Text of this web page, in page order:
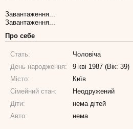
Завантаження...
Завантаження...
Про себе
Стать:
Чоловіча
День народження:
9 кві 1987 (Вік: 39)
Місто:
Київ
Сімейний стан:
Неодружений
Діти:
нема дітей
Авто:
нема